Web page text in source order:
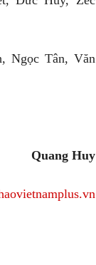
Ngọc Tân, Văn
Quang Huy